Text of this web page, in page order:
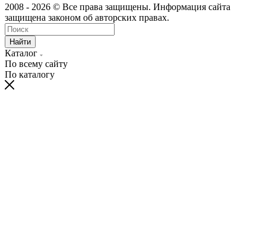
2008 - 2026 © Все права защищены. Информация сайта
защищена законом об авторских правах.
Найти
Каталог
По всему сайту
По каталогу